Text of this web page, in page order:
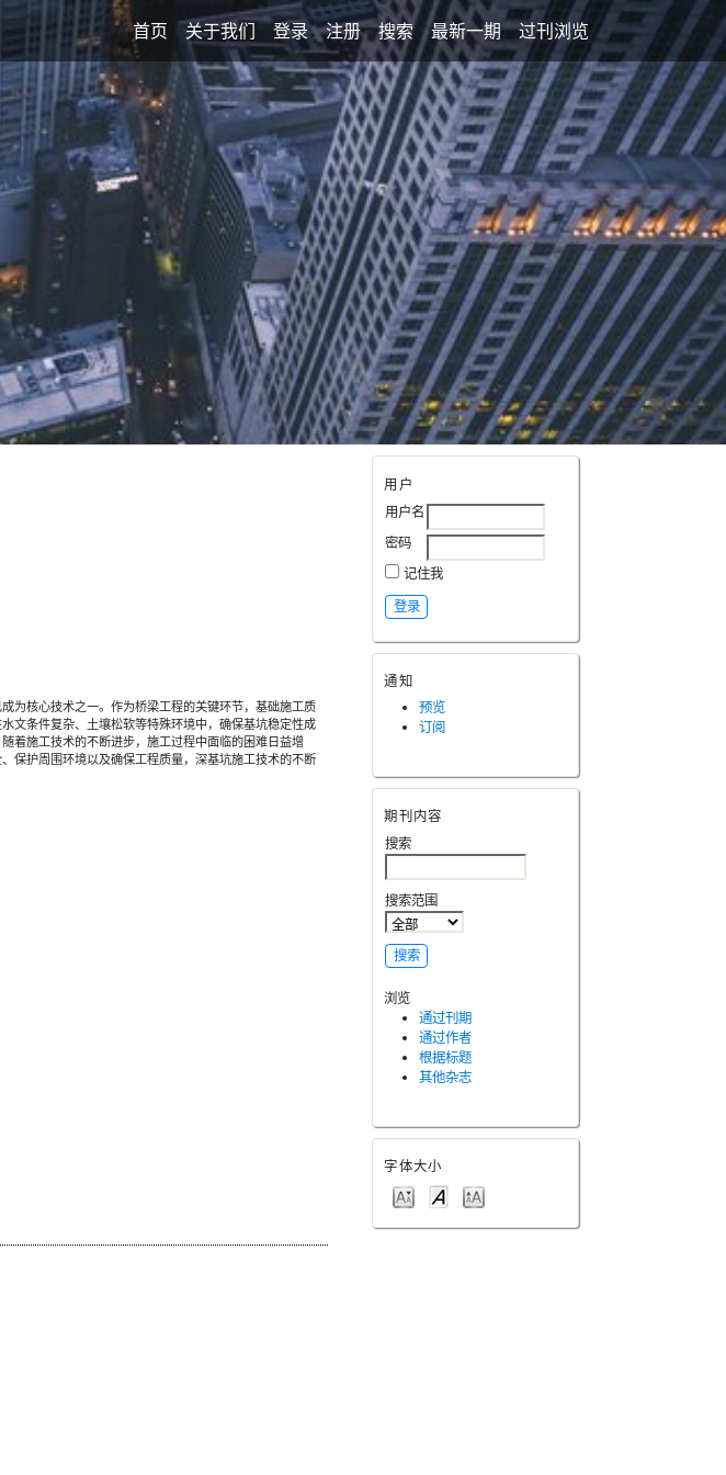
首页 关于我们 登录 注册 搜索 最新一期 过刊浏览
用户
用户名
密码
记住我
通知
预览
订阅
期刊内容
搜索
搜索范围
浏览
通过刊期
通过作者
根据标题
其他杂志
字体大小
为核心技术之一。作为桥梁工程的关键环节，基础施工质
文条件复杂、土壤松软等特殊环境中，确保基坑稳定性成
着施工技术的不断进步，施工过程中面临的困难日益增
保护周围环境以及确保工程质量，深基坑施工技术的不断